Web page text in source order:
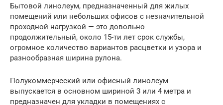
Бытовой линолеум, предназначенный для жилых
помещений или небольших офисов с незначительной
проходной нагрузкой — это довольно
продолжительный, около 15-ти лет срок службы,
огромное количество вариантов расцветки и узора и
разнообразная ширина рулона.
Полукоммерческий или офисный линолеум
выпускается в основном шириной 3 или 4 метра и
предназначен для укладки в помещениях с